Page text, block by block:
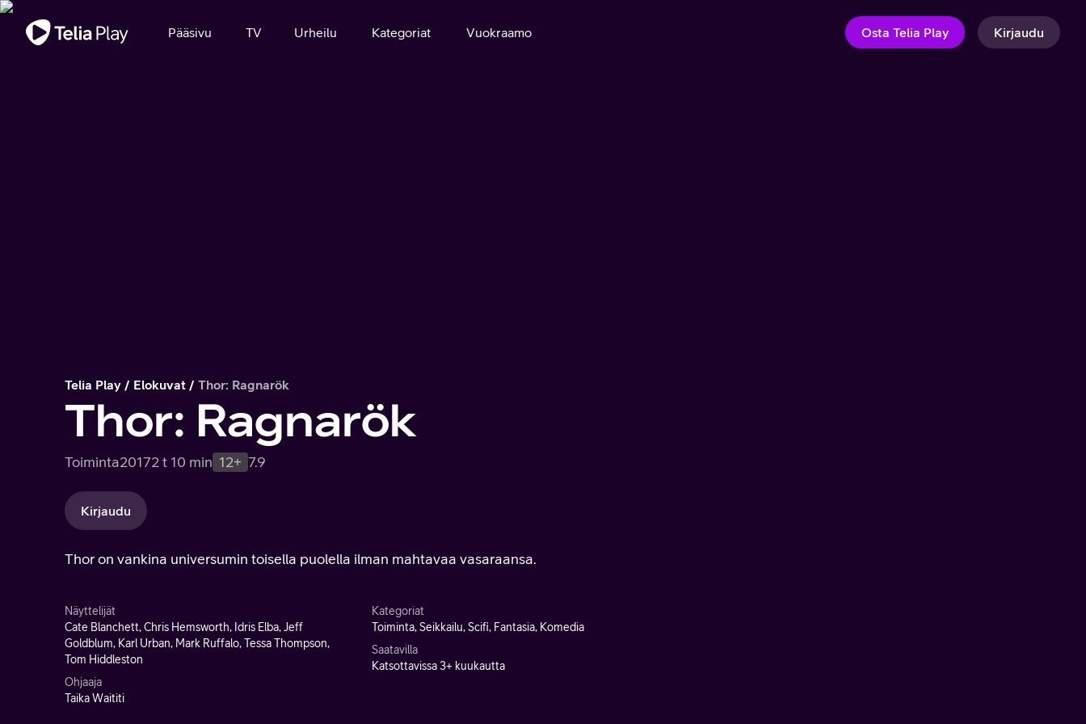
Tärkeä viesti
Pääsivu TV Urheilu Kategoriat Vuokraamo Osta Telia Play Kirjaudu
Telia Play Elokuvat Thor: Ragnarök
Thor: Ragnarök
Toiminta20172 t 10 min 12+ 7.9
Kirjaudu
Thor on vankina universumin toisella puolella ilman mahtavaa vasaraansa.
Näyttelijät
Cate Blanchett, Chris Hemsworth, Idris Elba, Jeff
Goldblum, Karl Urban, Mark Ruffalo, Tessa Thompson,
Tom Hiddleston
Ohjaaja
Taika Waititi
Kategoriat
Toiminta, Seikkailu, Scifi, Fantasia, Komedia
Saatavilla
Katsottavissa 3+ kuukautta